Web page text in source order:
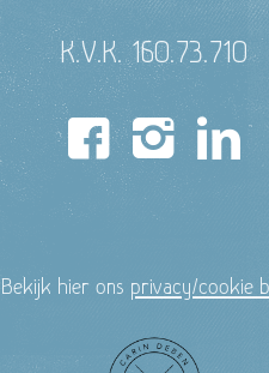
K.V.K. 160.73.710
Bekijk hier ons privacy/cookie